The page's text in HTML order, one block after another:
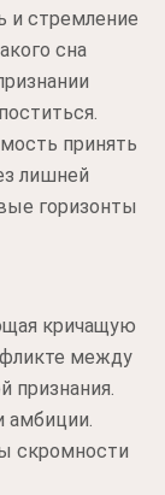
и стремление
сна
принять
лишней
горизонты
кричащую
между
признания.
амбиции.
скромности